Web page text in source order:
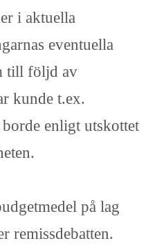
i aktuella
eventuella
till följd av
kunde t.ex.
enligt utskottet
på lag
remissdebatten.